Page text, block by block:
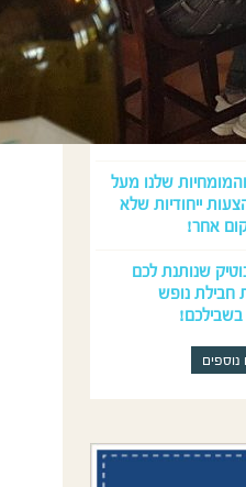
איתנו?
לחופשה
טיסות, השכרת
והמומחיות שלנו מעל
הצעות ייחודיות שלא
אחר!
שנותנת לכם
חבילת נופש
בשבילכם!